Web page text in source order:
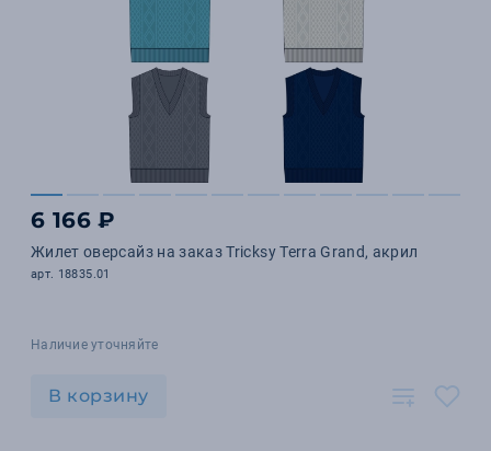
6 166 ₽
Жилет оверсайз на заказ Tricksy Terra Grand, акрил
арт. 18835.01
Наличие уточняйте
В корзину